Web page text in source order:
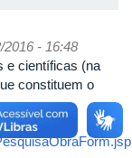
2016 - 16:48
e científicas (na
constituem o